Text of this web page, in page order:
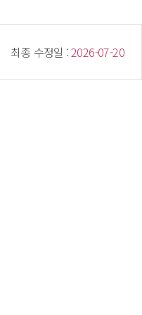
최종 수정일 : 2026-07-20